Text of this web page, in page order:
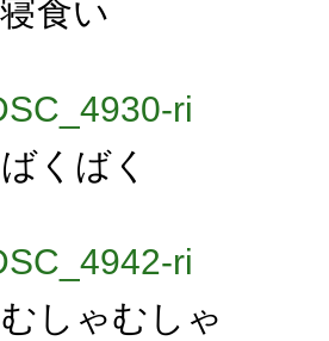
寝食い
ばくばく
むしゃむしゃ